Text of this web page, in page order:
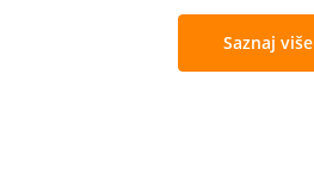
Saznaj više